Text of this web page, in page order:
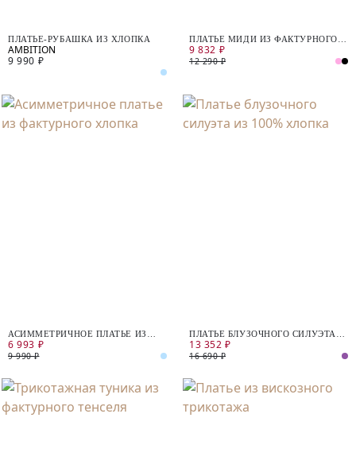
ПЛАТЬЕ-РУБАШКА ИЗ ХЛОПКА
9 990 ₽
ПЛАТЬЕ МИДИ ИЗ ФАКТУРНОГО
ХЛОПКА
9 832 ₽
12 290 ₽
АСИММЕТРИЧНОЕ ПЛАТЬЕ ИЗ
ФАКТУРНОГО ХЛОПКА
6 993 ₽
9 990 ₽
ПЛАТЬЕ БЛУЗОЧНОГО СИЛУЭТА
ИЗ 100% ХЛОПКА
13 352 ₽
16 690 ₽